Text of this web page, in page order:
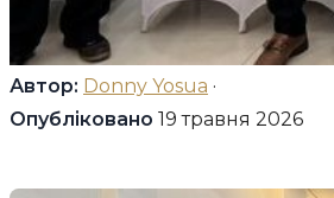
Автор: Donny Yosua ·
Опубліковано 19 травня 2026